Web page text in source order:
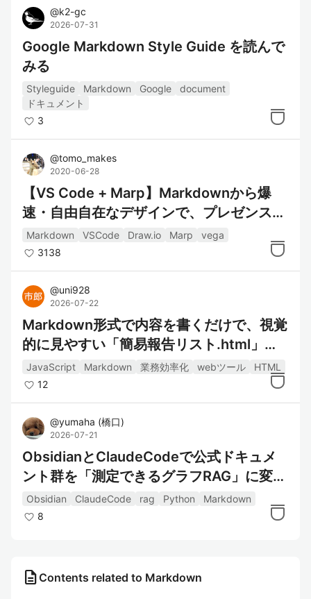
@k2-gc
2026-07-31
Google Markdown Style Guide を読んで
みる
Styleguide Markdown Google
document
ドキュメント
3
@tomo_makes
2020-06-28
【VS Code + Marp】Markdownから爆
速・自由自在なデザインで、プレゼンスラ
イドを作る
Markdown VSCode Draw.io Marp
vega
3138
@uni928
2026-07-22
Markdown形式で内容を書くだけで、視覚
的に見やすい「簡易報告リスト.html」を
作成できるサイト
JavaScript Markdown 業務効率化 webツール
HTML
12
@yumaha (橋口)
2026-07-21
ObsidianとClaudeCodeで公式ドキュメ
ント群を「測定できるグラフRAG」に変換
する — 軽量検索基盤の作成記録
Obsidian ClaudeCode rag Python
Markdown
8
description Contents related to Markdown